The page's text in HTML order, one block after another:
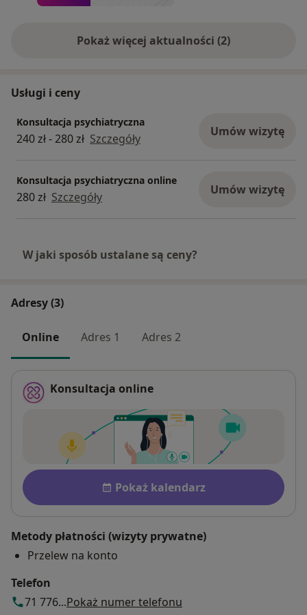
specjalista w dniu i godzinie określonej podczas
Pokaż więcej aktualności (2)
Usługi i ceny
Konsultacja psychiatryczna
240 zł - 280 zł Szczegóły Umów wizytę
Konsultacja psychiatryczna online
280 zł Szczegóły Umów wizytę
W jaki sposób ustalane są ceny?
Adresy (3)
Online Adres 1 Adres 2
Konsultacja online
Dostępność
Pokaż kalendarz
Metody płatności (wizyty prywatne)
Przelew na konto
Telefon
71 776...Pokaż numer telefonu